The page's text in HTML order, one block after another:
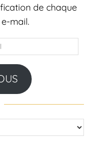
de chaque
mail.